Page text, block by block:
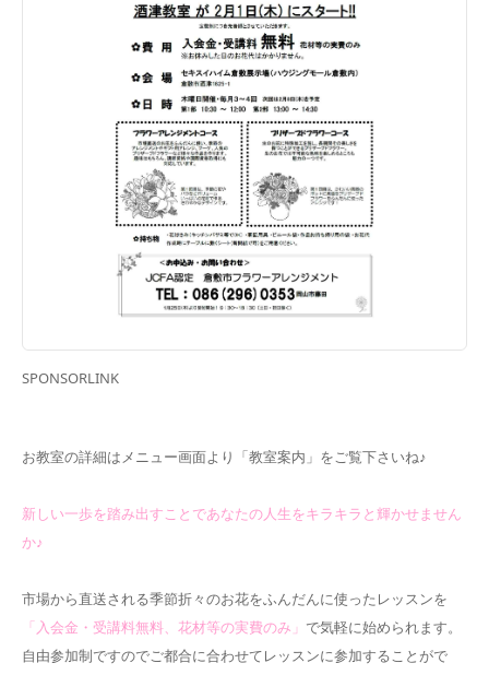
SPONSORLINK
お教室の詳細はメニュー画面より「教室案内」をご覧下さいね♪
新しい一歩を踏み出すことであなたの人生をキラキラと輝かせません
か♪
市場から直送される季節折々のお花をふんだんに使ったレッスンを
「入会金・受講料無料、花材等の実費のみ」 で気軽に始められます。
自由参加制ですのでご都合に合わせてレッスンに参加することがで